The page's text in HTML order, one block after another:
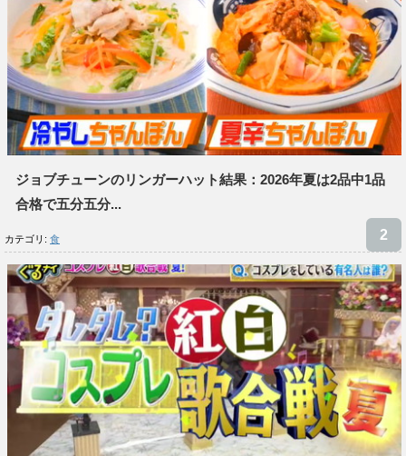
ジョブチューンのリンガーハット結果：2026年夏は2品中1品
合格で五分五分...
カテゴリ: 食